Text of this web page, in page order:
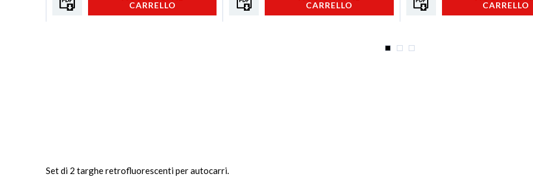
CARRELLO
CARRELLO
CARRELLO
Set di 2 targhe retrofluorescenti per autocarri.